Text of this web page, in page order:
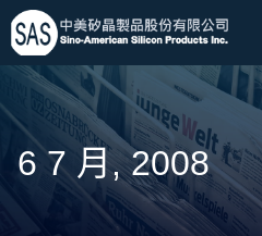
6 7 月, 2008